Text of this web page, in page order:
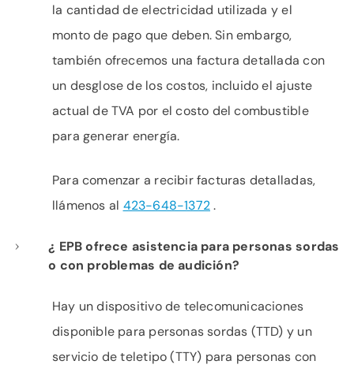
la cantidad de electricidad utilizada y el
monto de pago que deben. Sin embargo,
también ofrecemos una factura detallada con
un desglose de los costos, incluido el ajuste
actual de TVA por el costo del combustible
para generar energía.
Para comenzar a recibir facturas detalladas,
llámenos al 423-648-1372.
¿ EPB ofrece asistencia para personas sordas
o con problemas de audición?
Hay un dispositivo de telecomunicaciones
disponible para personas sordas (TTD) y un
servicio de teletipo (TTY) para personas con